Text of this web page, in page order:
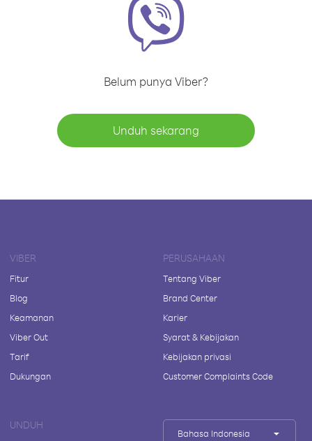
Belum punya Viber?
Unduh sekarang
VIBER
Fitur
Blog
Keamanan
Viber Out
Tarif
Dukungan
PERUSAHAAN
Tentang Viber
Brand Center
Karier
Syarat & Kebijakan
Kebijakan privasi
Customer Complaints Code
UNDUH
Bahasa Indonesia